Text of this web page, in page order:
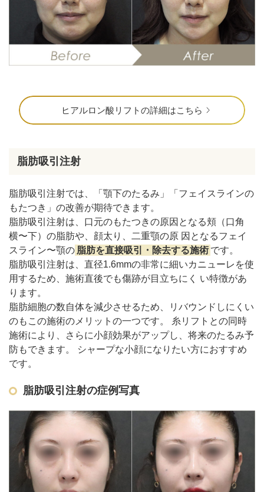
ヒアルロン酸リフトの詳細はこちら
脂肪吸引注射
脂肪吸引注射では、「顎下のたるみ」「フェイスラインの
もたつき」の改善が期待できます。
脂肪吸引注射は、口元のもたつきの原因となる頬（口角
横〜下）の脂肪や、顔太り、二重顎の原 因となるフェイ
スライン〜顎の 脂肪を直接吸引・除去する施術 です。
脂肪吸引注射は、直径1.6mmの非常に細いカニューレを使
用するため、施術直後でも傷跡が目立ちにく い特徴があ
ります。
脂肪細胞の数自体を減少させるため、リバウンドしにくい
のもこの施術のメリットの一つです。 糸リフトとの同時
施術により、さらに小顔効果がアップし、将来のたるみ予
防もできます。 シャープな小顔になりたい方におすすめ
です。
脂肪吸引注射の症例写真